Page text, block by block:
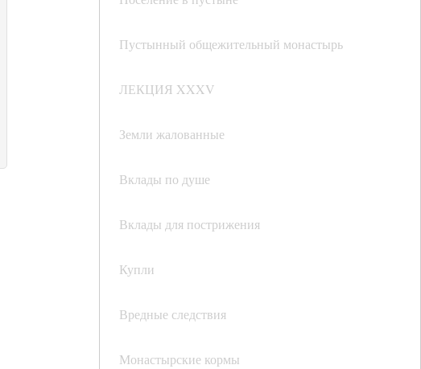
Пустынный общежительный монастырь
ЛЕКЦИЯ XXXV
Земли жалованные
Вклады по душе
Вклады для пострижения
Купли
Вредные следствия
Монастырские кормы